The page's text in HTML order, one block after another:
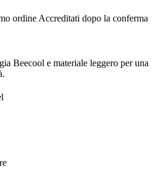
ordine Accreditati dopo la conferma
Beecool e materiale leggero per una